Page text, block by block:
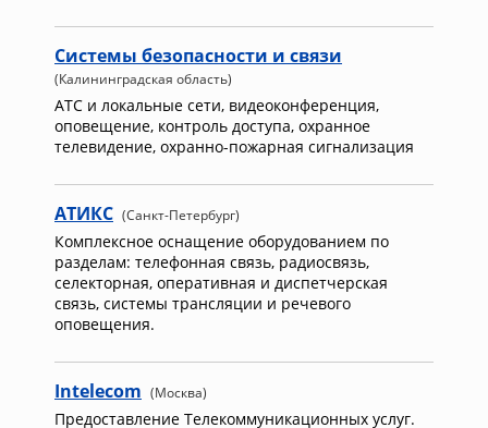
Системы безопасности и связи
(Калининградская область)
АТС и локальные сети, видеоконференция,
оповещение, контроль доступа, охранное
телевидение, охранно-пожарная сигнализация
АТИКС (Санкт-Петербург)
Комплексное оснащение оборудованием по
разделам: телефонная связь, радиосвязь,
селекторная, оперативная и диспетчерская
связь, системы трансляции и речевого
оповещения.
Intelecom (Москва)
Предоставление Телекоммуникационных услуг.